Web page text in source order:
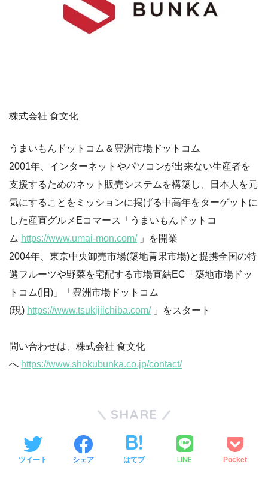
株式会社 食文化
うまいもんドットコム＆豊洲市場ドットコム
2001年、インターネットやパソコンが出来ない生産者を
支援するためのネット販売システムを構築し、日本人を元
気にすることをミッションに掲げる中高年をターゲットに
した産直グルメEコマース「うまいもんドットコ
ム https://www.umai-mon.com/」を開業
2004年、東京中央卸売市場(築地青果市場)と提携全国の特
選フルーツや野菜を宅配する市場直結EC「築地市場ドッ
トコム(旧)」「豊洲市場ドットコム
(現) https://www.tsukijiichiba.com/」をスタート
問い合わせは、株式会社 食文化
へ https://www.shokubunka.co.jp/contact/
SHARE
ツイート シェア はてブ LINE Pocket